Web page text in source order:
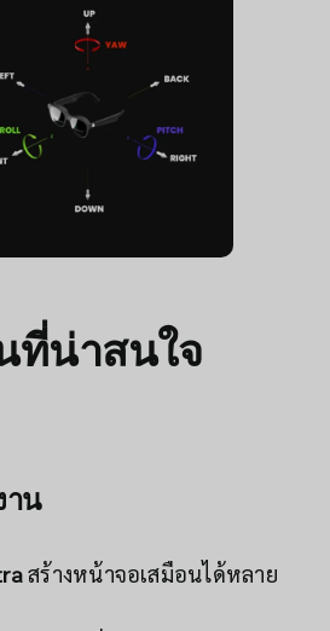
ที่น่าสนใจ
าน
สร้างหน้าจอเสมือนได้หลาย